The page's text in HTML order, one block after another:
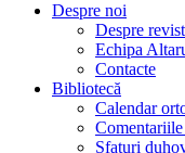
Despre noi
Despre
Echipa
Contacte
Bibliotecă
Calendar
Sfaturi